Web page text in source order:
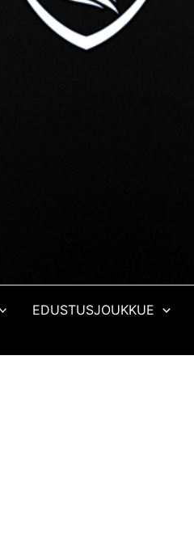
EDUSTUSJOUKKUE